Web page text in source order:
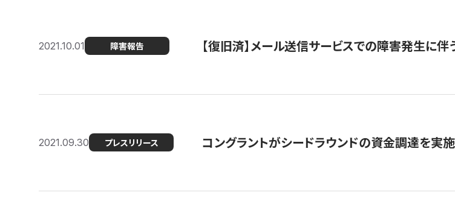
2021.10.01 障害報告 【復旧済】メール送信サービスでの障害発生に
2021.09.30 プレスリリース コングラントがシードラウンドの資金調達を実